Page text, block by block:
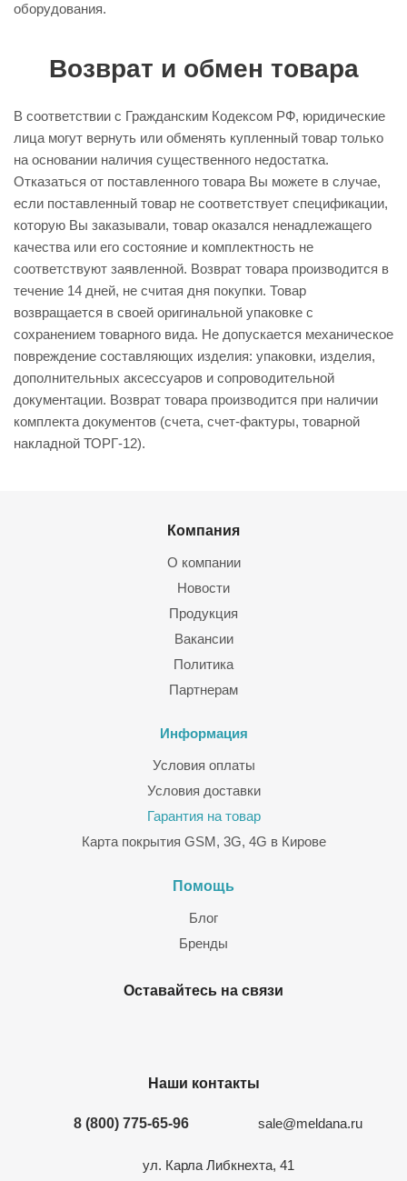
оборудования.
Возврат и обмен товара
В соответствии с Гражданским Кодексом РФ, юридические
лица могут вернуть или обменять купленный товар только
на основании наличия существенного недостатка.
Отказаться от поставленного товара Вы можете в случае,
если поставленный товар не соответствует спецификации,
которую Вы заказывали, товар оказался ненадлежащего
качества или его состояние и комплектность не
соответствуют заявленной. Возврат товара производится в
течение 14 дней, не считая дня покупки. Товар
возвращается в своей оригинальной упаковке с
сохранением товарного вида. Не допускается механическое
повреждение составляющих изделия: упаковки, изделия,
дополнительных аксессуаров и сопроводительной
документации. Возврат товара производится при наличии
комплекта документов (счета, счет-фактуры, товарной
накладной ТОРГ-12).
Компания
О компании
Новости
Продукция
Вакансии
Политика
Партнерам
Информация
Условия оплаты
Условия доставки
Гарантия на товар
Карта покрытия GSM, 3G, 4G в Кирове
Помощь
Блог
Бренды
Оставайтесь на связи
Наши контакты
8 (800) 775-65-96 sale@meldana.ru
ул. Карла Либкнехта, 41